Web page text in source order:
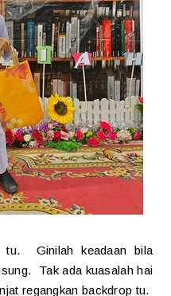
tu. Ginilah keadaan bila
Tak ada kuasalah hai
regangkan backdrop tu.